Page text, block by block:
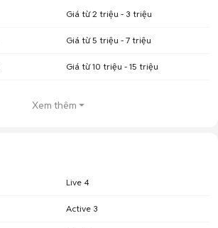
Giá từ 2 triệu - 3 triệu
Giá từ 5 triệu - 7 triệu
Giá từ 10 triệu - 15 triệu
Xem thêm
Live 4
Active 3